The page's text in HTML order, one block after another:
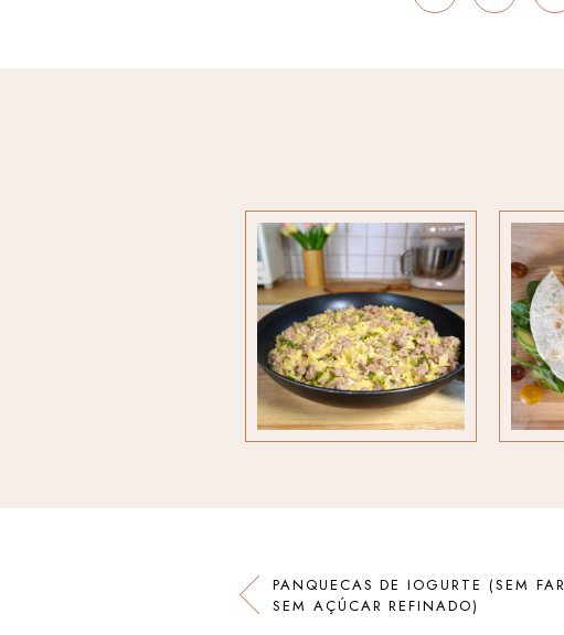
PANQUECAS DE IOGURTE (SEM
SEM AÇÚCAR REFINADO)